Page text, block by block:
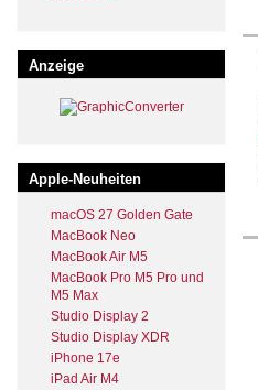
Anzeige
Apple-Neuheiten
macOS 27 Golden Gate
MacBook Neo
MacBook Air M5
MacBook Pro M5 Pro und
M5 Max
Studio Display 2
Studio Display XDR
iPhone 17e
iPad Air M4